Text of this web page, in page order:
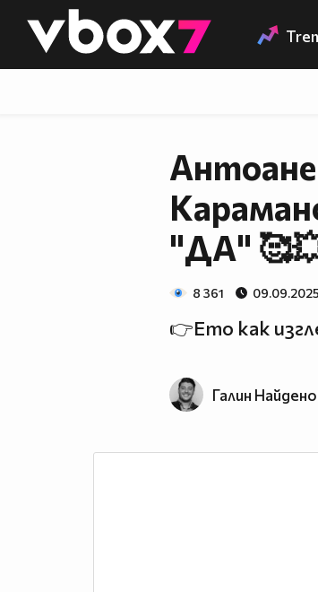
👾
"ДА"
8 361 09.09.2025
👉Ето как
Галин